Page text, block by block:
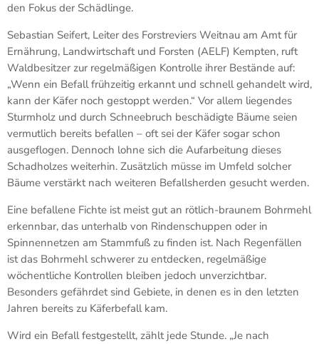
den Fokus der Schädlinge.
Sebastian Seifert, Leiter des Forstreviers Weitnau am Amt für
Ernährung, Landwirtschaft und Forsten (AELF) Kempten, ruft
Waldbesitzer zur regelmäßigen Kontrolle ihrer Bestände auf:
„Wenn ein Befall frühzeitig erkannt und schnell gehandelt wird,
kann der Käfer noch gestoppt werden.“ Vor allem liegendes
Sturmholz und durch Schneebruch beschädigte Bäume seien
vermutlich bereits befallen – oft sei der Käfer sogar schon
ausgeflogen. Dennoch lohne sich die Aufarbeitung dieses
Schadholzes weiterhin. Zusätzlich müsse im Umfeld solcher
Bäume verstärkt nach weiteren Befallsherden gesucht werden.
Eine befallene Fichte ist meist gut an rötlich-braunem Bohrmehl
erkennbar, das unterhalb von Rindenschuppen oder in
Spinnennetzen am Stammfuß zu finden ist. Nach Regenfällen
ist das Bohrmehl schwerer zu entdecken, regelmäßige
wöchentliche Kontrollen bleiben jedoch unverzichtbar.
Besonders gefährdet sind Gebiete, in denen es in den letzten
Jahren bereits zu Käferbefall kam.
Wird ein Befall festgestellt, zählt jede Stunde. „Je nach